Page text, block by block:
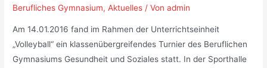
Berufliches Gymnasium,Aktuelles / Vonadmin
Am 14.01.2016 fand im Rahmen der Unterrichtseinheit
„Volleyball“ ein klassenübergreifendes Turnier des Beruflichen
Gymnasiums Gesundheit und Soziales statt. In der Sporthalle